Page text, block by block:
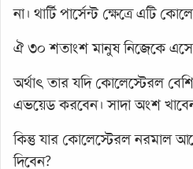
না। থার্টি পার্সেন্ট ক্ষেত্রে এটি
ঐ ৩০ শতাংশ মানুষ নিজেকে
অর্থাৎ তার যদি কোলেস্টেরল
এভয়েড করবেন। সাদা অংশ
কিন্তু যার কোলেস্টেরল নরমাল
দিবেন?